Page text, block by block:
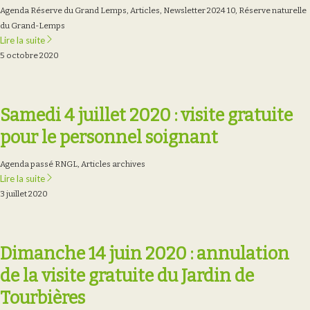
Agenda Réserve du Grand Lemps, Articles, Newsletter 2024 10, Réserve naturelle
du Grand-Lemps
Lire la suite
5 octobre 2020
Samedi 4 juillet 2020 : visite gratuite
pour le personnel soignant
Agenda passé RNGL, Articles archives
Lire la suite
3 juillet 2020
Dimanche 14 juin 2020 : annulation
de la visite gratuite du Jardin de
Tourbières